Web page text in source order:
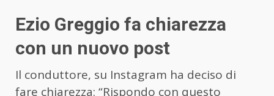
Ezio Greggio fa chiarezza
con un nuovo post
Il conduttore, su Instagram ha deciso di
fare chiarezza: “Rispondo con questo